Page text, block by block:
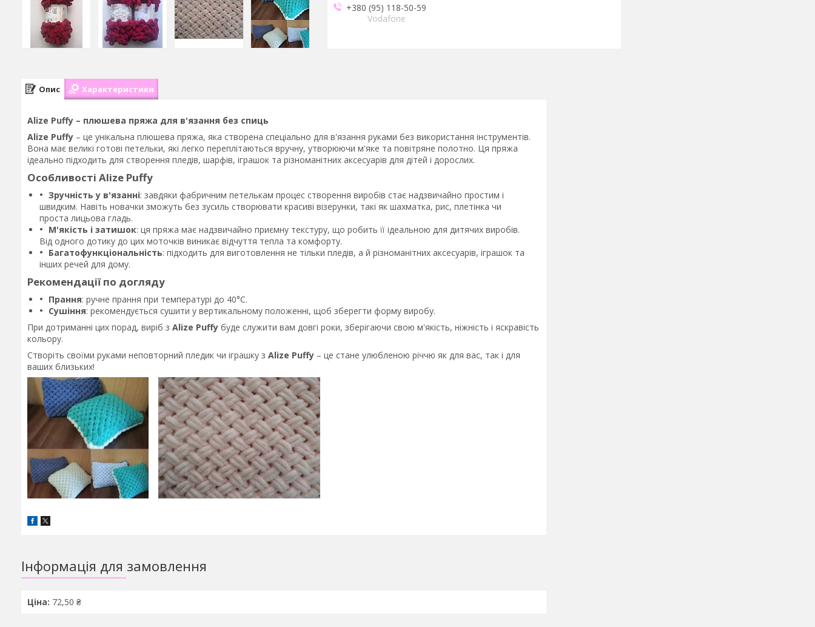
+380 (95) 118-50-59
Vodafone
Опис Характеристики
Alize Puffy – плюшева пряжа для в'язання без спиць
Alize Puffy – це унікальна плюшева пряжа, яка створена спеціально для в'язання руками без використання інструментів.
Вона має великі готові петельки, які легко переплітаються вручну, утворюючи м'яке та повітряне полотно. Ця пряжа
ідеально підходить для створення пледів, шарфів, іграшок та різноманітних аксесуарів для дітей і дорослих.
Особливості Alize Puffy
Зручність у в'язанні: завдяки фабричним петелькам процес створення виробів стає надзвичайно простим і
швидким. Навіть новачки зможуть без зусиль створювати красиві візерунки, такі як шахматка, рис, плетінка чи
проста лицьова гладь.
М'якість і затишок: ця пряжа має надзвичайно приємну текстуру, що робить її ідеальною для дитячих виробів.
Від одного дотику до цих моточків виникає відчуття тепла та комфорту.
Багатофункціональність: підходить для виготовлення не тільки пледів, а й різноманітних аксесуарів, іграшок та
інших речей для дому.
Рекомендації по догляду
Прання: ручне прання при температурі до 40°C.
Сушіння: рекомендується сушити у вертикальному положенні, щоб зберегти форму виробу.
При дотриманні цих порад, виріб з Alize Puffy буде служити вам довгі роки, зберігаючи свою м'якість, ніжність і яскравість
кольору.
Створіть своїми руками неповторний пледик чи іграшку з Alize Puffy – це стане улюбленою річчю як для вас, так і для
ваших близьких!
Інформація для замовлення
Ціна: 72,50 ₴